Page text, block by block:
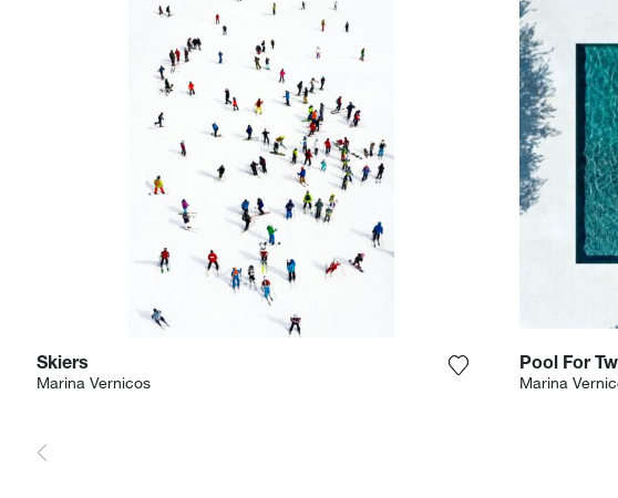
Skiers
Marina Vernicos Fügen Sie das
Pool For
Marina